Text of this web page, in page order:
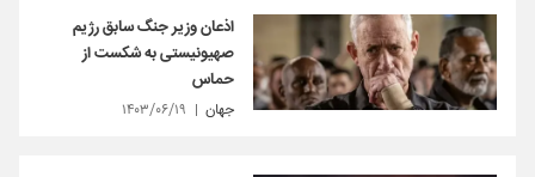
اذعان وزیر جنگ سابق رژیم
صهیونیستی به شکست از
حماس
جهان ۱۴۰۳/۰۶/۱۹